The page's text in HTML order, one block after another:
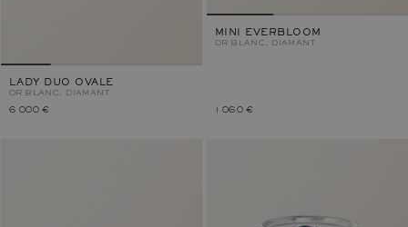
LADY DUO OVALE
OR BLANC, DIAMANT
6 000 €
MINI EVERBLOOM
OR BLANC, DIAMANT
1 060 €